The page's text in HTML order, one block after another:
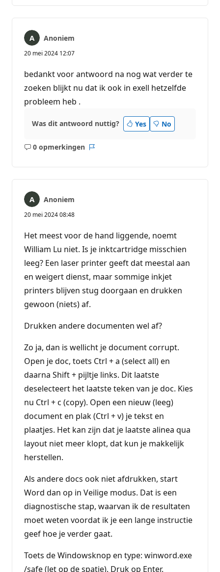
Anoniem
20 mei 2024 12:07
bedankt voor antwoord na nog wat verder te
zoeken blijkt nu dat ik ook in exell hetzelfde
probleem heb .
Was dit antwoord nuttig? Yes No
0 opmerkingen
Geen
Anoniem
20 mei 2024 08:48
Het meest voor de hand liggende, noemt
William Lu niet. Is je inktcartridge misschien
leeg? Een laser printer geeft dat meestal aan
en weigert dienst, maar sommige inkjet
printers blijven stug doorgaan en drukken
gewoon (niets) af.
Drukken andere documenten wel af?
Zo ja, dan is wellicht je document corrupt.
Open je doc, toets Ctrl + a (select all) en
daarna Shift + pijltje links. Dit laatste
deselecteert het laatste teken van je doc. Kies
nu Ctrl + c (copy). Open een nieuw (leeg)
document en plak (Ctrl + v) je tekst en
plaatjes. Het kan zijn dat je laatste alinea qua
layout niet meer klopt, dat kun je makkelijk
herstellen.
Als andere docs ook niet afdrukken, start
Word dan op in Veilige modus. Dat is een
diagnostische stap, waarvan ik de resultaten
moet weten voordat ik je een lange instructie
geef hoe je verder gaat.
Toets de Windowsknop en type: winword.exe
/safe (let op de spatie). Druk op Enter.